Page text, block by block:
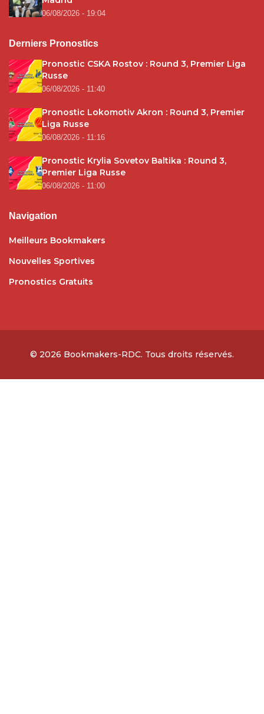
06/08/2026 - 19:04
Derniers Pronostics
Pronostic CSKA Rostov : Round 3, Premier Liga
Russe
06/08/2026 - 11:40
Pronostic Lokomotiv Akron : Round 3, Premier
Liga Russe
06/08/2026 - 11:16
Pronostic Krylia Sovetov Baltika : Round 3,
Premier Liga Russe
06/08/2026 - 11:00
Navigation
Meilleurs Bookmakers
Nouvelles Sportives
Pronostics Gratuits
© 2026 Bookmakers-RDC. Tous droits réservés.